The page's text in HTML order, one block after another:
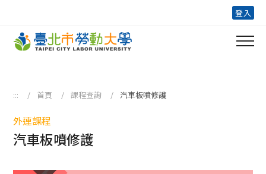
登入
::: 首頁 課程查詢 汽車板噴修護
外連課程
汽車板噴修護